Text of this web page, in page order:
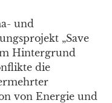
und
„Save
Hintergrund
die
von Energie und